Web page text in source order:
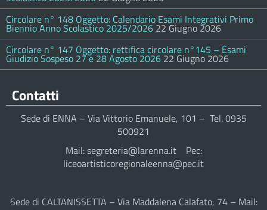
Circolare n° 148 Oggetto: Calendario Esami Integrativi Primo
Biennio Anno Scolastico 2025/2026 22 Giugno 2026
Circolare n° 147 Oggetto: rettifica circolare n°145 – Esami
Giudizio Sospeso 27 e 28 Agosto 2026 22 Giugno 2026
Contatti
Sede di ENNA – Via Vittorio Emanuele, 101 – Tel. 0935
500921
Mail: segreteria@larenna.it Pec:
liceoartisticoregionaleenna@pec.it
Sede di CALTANISSETTA – Via Maddalena Calafato, 74 – Mail: